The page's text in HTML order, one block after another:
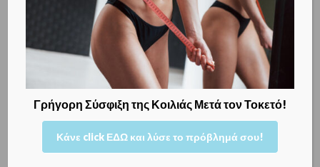
μωρού, αλλά και της μητέρας.
Επίσης φαίνεται πως ένας παράγων, που μπορεί να εμφανιστεί
κατά τη διάρκεια της κύησης και προδιαθέτει για πρόωρο
ανεπαρκής πρόσληψη βάρους
κατά τη
τοκετός μπορεί να εκδηλωθεί και αν κατά τη διάρκεια της
Γρήγορη Σύσφιξη της Κοιλιάς Μετά τον Τοκετό!
Κάνε click ΕΔΩ και λύσε το πρόβλημά σου!